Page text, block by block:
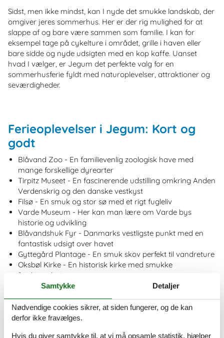
Sidst, men ikke mindst, kan I nyde det smukke landskab, der
omgiver jeres sommerhus. Her er der rig mulighed for at
slappe af og bare være sammen som familie. I kan for
eksempel tage på cykelture i området, grille i haven eller
bare sidde og nyde udsigten med en kop kaffe. Uanset
hvad I vælger, er Jegum det perfekte valg for en
sommerhusferie fyldt med naturoplevelser, attraktioner og
seværdigheder.
Ferieoplevelser i Jegum: Kort og
godt
Blåvand Zoo - En familievenlig zoologisk have med
mange forskellige dyrearter
Tirpitz Museet - En fascinerende udstilling omkring Anden
Verdenskrig og den danske vestkyst
Filsø - En smuk og stor sø med et rigt fugleliv
Varde Museum - Her kan man lære om Varde bys
historie og udvikling
Blåvandshuk Fyr - Danmarks vestligste punkt med en
fantastisk udsigt over havet
Gyttegård Plantage - En smuk skov perfekt til vandreture
Oksbøl Kirke - En historisk kirke med smukke
freskomalerier
Esbjerg Kunstmuseum - Et moderne kunstmuseum med
en spændende samling
Fanø Vesterhavbad - En hyggelig strand med mulighed
for at finde rav
Samtykke Detaljer
Nødvendige cookies sikrer, at siden fungerer, og de kan
derfor ikke fravælges.
Hvis du giver samtykke til, at vi må opsamle statistik, hjælper